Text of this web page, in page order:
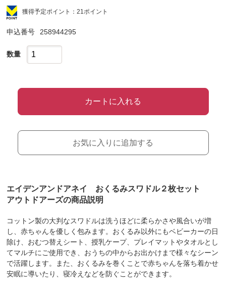
獲得予定ポイント：21ポイント
申込番号 258944295
数量
カートに入れる
お気に入りに追加する
エイデンアンドアネイ おくるみスワドル２枚セット
アウトドアーズの商品説明
コットン製の大判なスワドルは洗うほどに柔らかさや風合いが増
し、赤ちゃんを優しく包みます。おくるみ以外にもベビーカーの日
除け、おむつ替えシート、授乳ケープ、プレイマットやタオルとし
てマルチにご使用でき、おうちの中からお出かけまで様々なシーン
で活躍します。また、おくるみを巻くことで赤ちゃんを落ち着かせ
安眠に導いたり、寝冷えなどを防ぐことができます。